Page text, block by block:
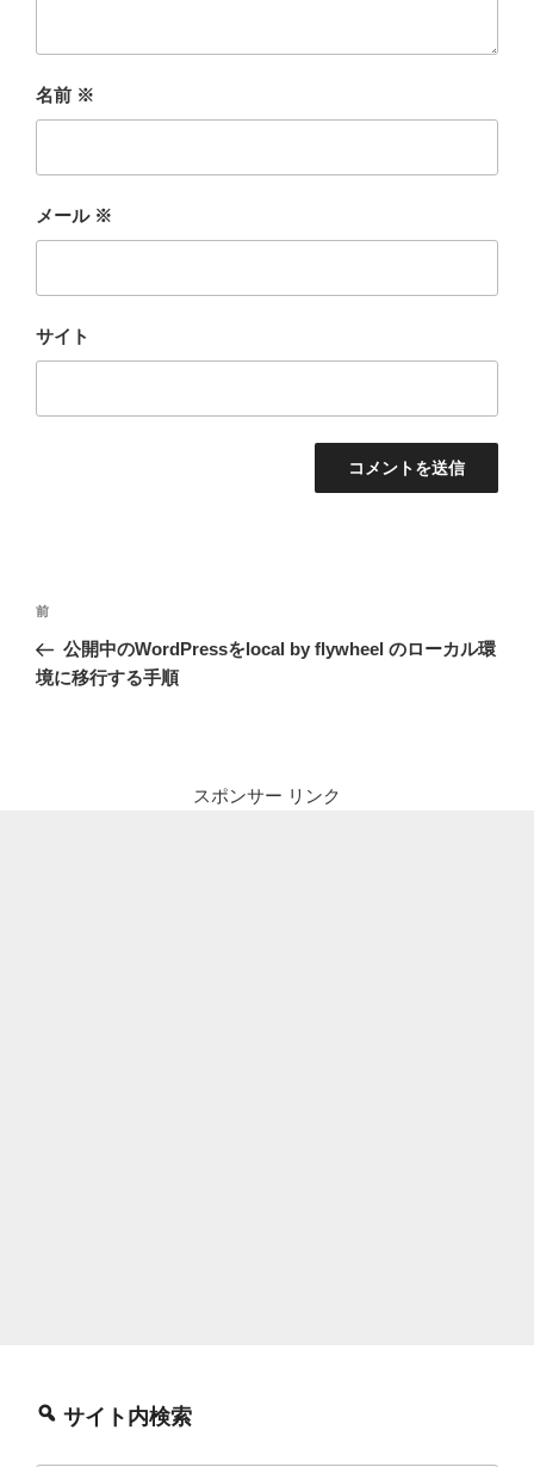
名前 ※
メール ※
サイト
投
ナ
前
の
投
前
公開中のWordPressをlocal by flywheel のローカル環
境に移行する手順
スポンサー リンク
サイト内検索